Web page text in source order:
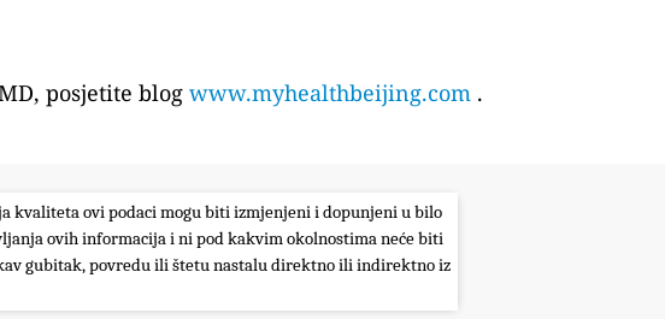
posjetite blog www.myhealthbeijing.com.
kvaliteta ovi podaci mogu biti izmjenjeni i dopunjeni u bilo
ovih informacija i ni pod kakvim okolnostima neće biti
gubitak, povredu ili štetu nastalu direktno ili indirektno iz